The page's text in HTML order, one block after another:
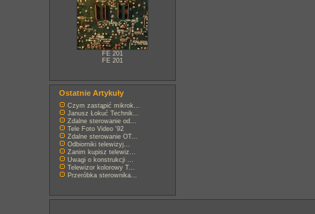
FE 201
FE 201
Ostatnie Artykuły
Czym zastąpić mikrok...
Janusz Łokuć Technik...
Zdalne sterowanie od...
Tele Foto Video '92
Zdalne sterowanie OT...
Odbiorniki telewizyj...
Zanim kupisz telewiz...
Uwagi o konstrukcji ...
Telewizor kolorowy T...
Przeróbka sterownika...